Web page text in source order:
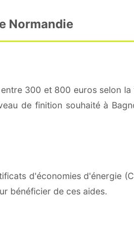
Normandie
300 et 800 euros selon la
de finition souhaité à
d'économies d'énergie
bénéficier de ces aides.